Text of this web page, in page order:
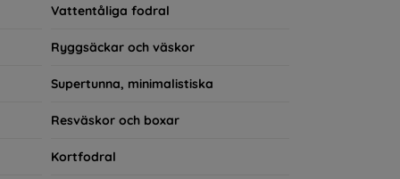
Vattentåliga fodral
Ryggsäckar och väskor
Supertunna, minimalistiska
Resväskor och boxar
Kortfodral